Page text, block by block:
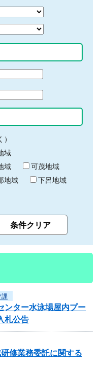
域
域
可茂地域
地域
下呂地域
課
ンター水泳場屋内プー
札公告
修業務委託に関する